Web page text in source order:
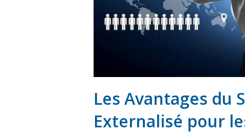
Les Avantages du
Externalisé pour